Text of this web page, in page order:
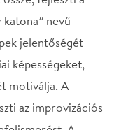
A
során
gyermeki